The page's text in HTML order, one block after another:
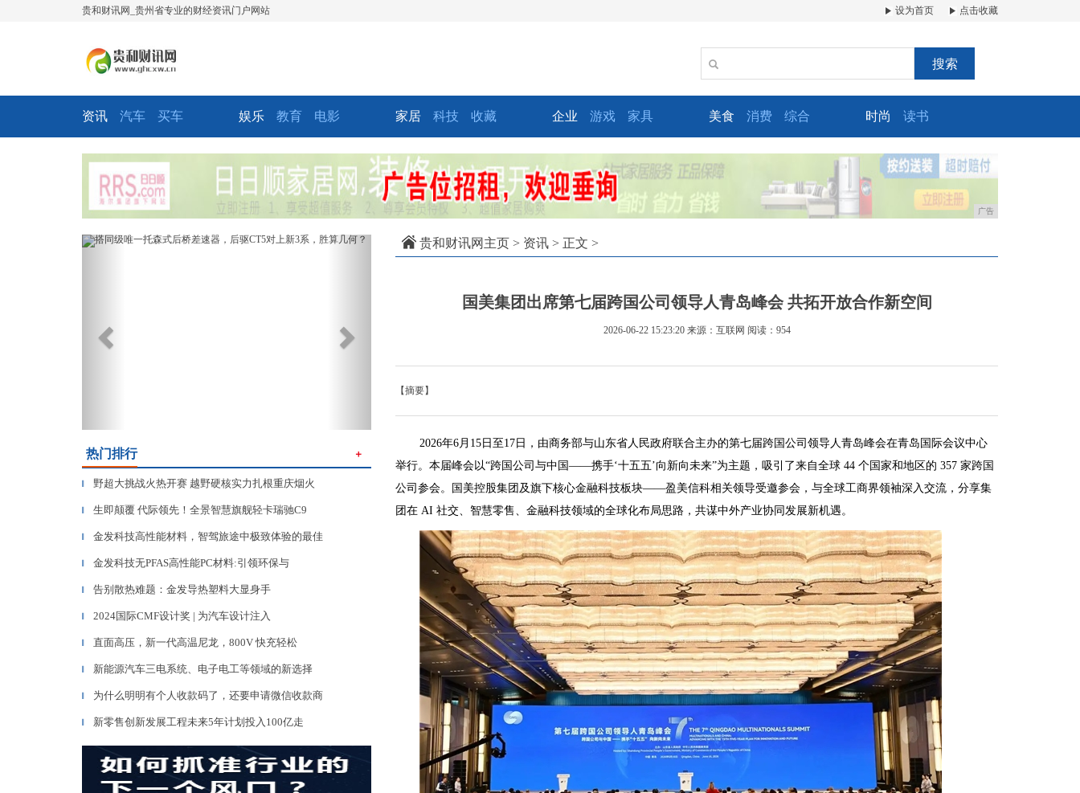
贵和财讯网_贵州省专业的财经资讯门户网站 设为首页 点击收藏
搜索
资讯 汽车 买车 娱乐 教育 电影 家居 科技 收藏 企业 游戏 家具 美食 消费 综合 时尚 读书
广告
Previous Next
热门排行 ＋
▎ 野超大挑战火热开赛 越野硬核实力扎根重庆烟火
▎ 生即颠覆 代际领先！全景智慧旗舰轻卡瑞驰C9
▎ 金发科技高性能材料，智驾旅途中极致体验的最佳
▎ 金发科技无PFAS高性能PC材料:引领环保与
▎ 告别散热难题：金发导热塑料大显身手
▎ 2024国际CMF设计奖 | 为汽车设计注入
▎ 直面高压，新一代高温尼龙，800V 快充轻松
▎ 新能源汽车三电系统、电子电工等领域的新选择
▎ 为什么明明有个人收款码了，还要申请微信收款商
▎ 新零售创新发展工程未来5年计划投入100亿走
贵和财讯网主页 > 资讯 > 正文 >
国美集团出席第七届跨国公司领导人青岛峰会 共拓开放合作新空间
2026-06-22 15:23:20 来源：互联网 阅读：954
【摘要】
2026年6月15日至17日，由商务部与山东省人民政府联合主办的第七届跨国公司领导人青岛峰会在青岛国际会议中心
举行。本届峰会以“跨国公司与中国——携手‘十五五’向新向未来”为主题，吸引了来自全球 44 个国家和地区的 357 家跨国
公司参会。国美控股集团及旗下核心金融科技板块——盈美信科相关领导受邀参会，与全球工商界领袖深入交流，分享集
团在 AI 社交、智慧零售、金融科技领域的全球化布局思路，共谋中外产业协同发展新机遇。